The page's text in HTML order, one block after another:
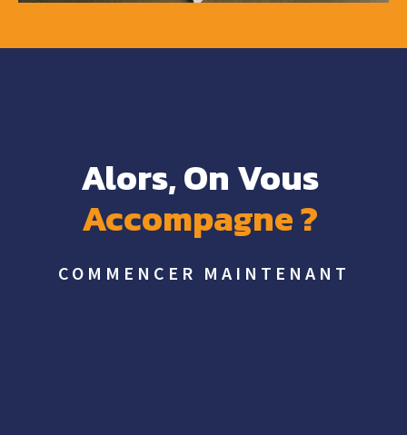
Alors, On Vous
Accompagne ?
COMMENCER MAINTENANT